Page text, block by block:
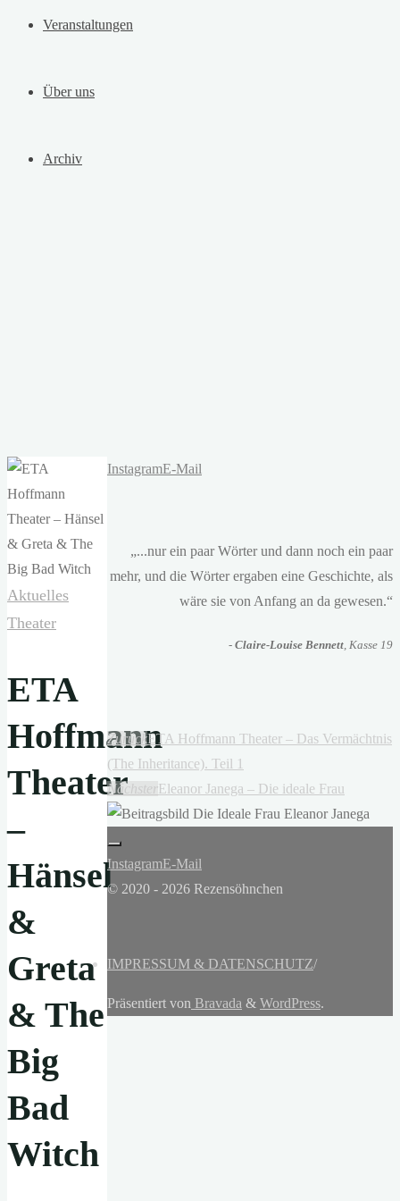
Veranstaltungen
Über uns
Archiv
Aktuelles
Theater
ETA
Hoffmann
Theater
–
Hänsel
&
Greta
& The
Big
Bad
Witch
InstagramE-Mail
„...nur ein paar Wörter und dann noch ein paar
mehr, und die Wörter ergaben eine Geschichte, als
wäre sie von Anfang an da gewesen.“
- Claire-Louise Bennett, Kasse 19
ZurückETA Hoffmann Theater – Das Vermächtnis
(The Inheritance). Teil 1
NächsterEleanor Janega – Die ideale Frau
InstagramE-Mail
© 2020 - 2026 Rezensöhnchen
IMPRESSUM & DATENSCHUTZ/
Präsentiert von Bravada & WordPress.